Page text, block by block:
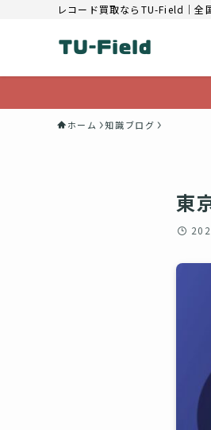
レコード買取ならTU-Field｜全
ホーム 知識ブログ
東